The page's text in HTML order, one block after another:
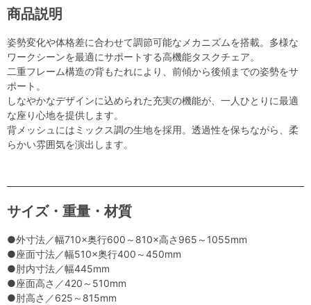
商品説明
姿勢変化や体格差に合わせて調節可能なメカニズムを搭載。多様な
ワークシーンを最適にサポートする高機能タスクチェア。
二重フレーム構造の背もたれにより、前傾から後傾までの姿勢をサ
ポート。
しなやかなデザインに込められた充実の機能が、一人ひとりに最適
な座り心地を提供します。
背メッシュにはミックス調の生地を採用。透過性を保ちながら、柔
らかい雰囲気を演出します。
サイズ・重量・材質
●外寸法／幅710×奥行600～810×高さ965～1055mm
●座面寸法／幅510×奥行400～450mm
●肘内寸法／幅445mm
●座面高さ／420～510mm
●肘高さ／625～815mm